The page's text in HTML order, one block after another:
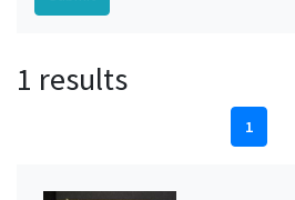
1 results
1